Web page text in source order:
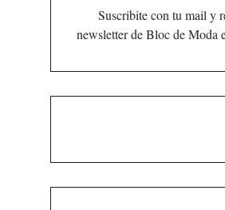
Suscribite con tu mail y
newsletter de Bloc de Moda